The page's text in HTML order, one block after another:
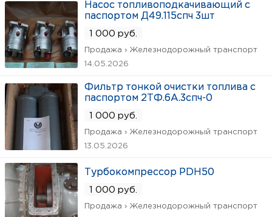
Насос топливоподкачивающий с
паспортом Д49.115спч 3шт
1 000 руб.
Продажа › Железнодорожный транспорт
14.05.2026
Фильтр тонкой очистки топлива с
паспортом 2ТФ.6А.3спч-0
1 000 руб.
Продажа › Железнодорожный транспорт
13.05.2026
Турбокомпрессор PDH50
1 000 руб.
Продажа › Железнодорожный транспорт